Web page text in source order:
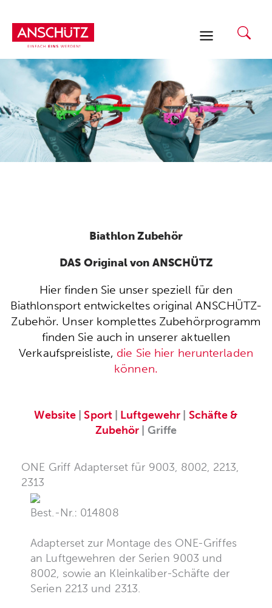
Inhalt
springen
Biathlon Zubehör
DAS Original von ANSCHÜTZ
Hier finden Sie unser speziell für den
Biathlonsport entwickeltes original ANSCHÜTZ-
Zubehör. Unser komplettes Zubehörprogramm
finden Sie auch in unserer aktuellen
Verkaufspreisliste, die Sie hier herunterladen
können.
Website |Sport| Luftgewehr
Schäfte &
Zubehör | Griffe
ONE Griff Adapterset für 9003, 8002, 2213,
2313
Best.-Nr.: 014808
Adapterset zur Montage des ONE-Griffes
an Luftgewehren der Serien 9003 und
8002, sowie an Kleinkaliber-Schäfte der
Serien 2213 und 2313.